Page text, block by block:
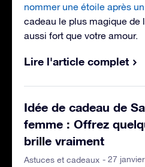
nommer une étoile après
cadeau le plus magique de
aussi fort que votre amour.
Lire l'article complet
Idée de cadeau de
femme : Offrez
brille vraiment
Astuces et cadeaux - 27